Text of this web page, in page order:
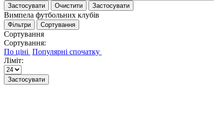
Застосувати Очистити Застосувати
Вимпела футбольних клубів
Фільтри Сортування
Сортування
Сортування:
Ліміт:
Застосувати